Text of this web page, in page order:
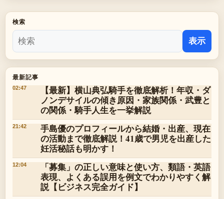
検索
表示
最新記事
02:47
【最新】横山典弘騎手を徹底解析！年収・ダ
ノンデサイルの傾き原因・家族関係・武豊と
の関係・騎手人生を一挙解説
21:42
手島優のプロフィールから結婚・出産、現在
の活動まで徹底解説！41歳で男児を出産した
妊活秘話も明かす！
12:04
「募集」の正しい意味と使い方、類語・英語
表現、よくある誤用を例文でわかりやすく解
説【ビジネス完全ガイド】